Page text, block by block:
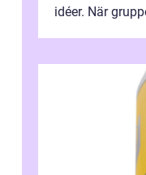
idéer. När